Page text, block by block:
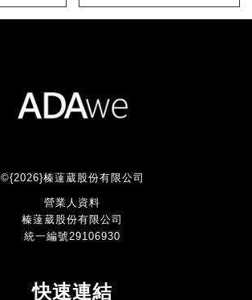
©{2026}榛薘葳股份有限公司
營業人資料
榛薘葳股份有限公司
統一編號29106930
快速連結